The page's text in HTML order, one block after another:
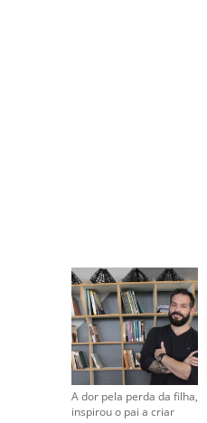
A dor pela perda da filha,
inspirou o pai a criar